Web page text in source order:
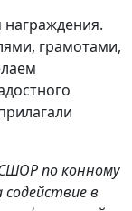
грамотами,
по конному
в